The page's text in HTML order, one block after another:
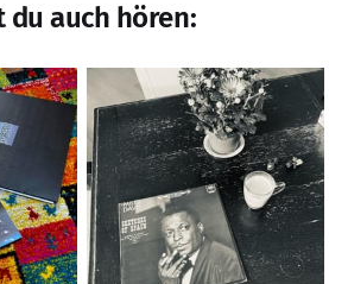
du auch hören: